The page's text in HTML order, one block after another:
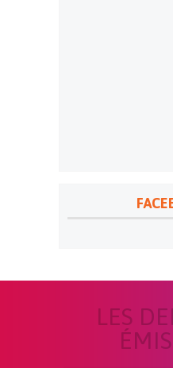
LES